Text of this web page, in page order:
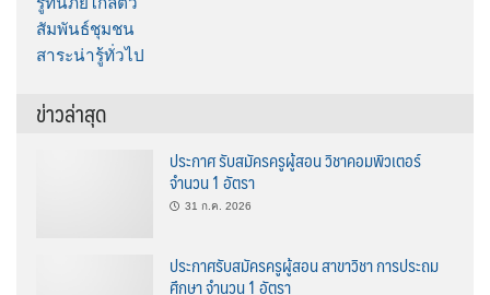
สัมพันธ์ชุมชน
สาระน่ารู้ทั่วไป
ข่าวล่าสุด
ประกาศ รับสมัครครูผู้สอน วิชาคอมพิวเตอร์
จำนวน 1 อัตรา
31 ก.ค. 2026
ประกาศรับสมัครครูผู้สอน สาขาวิชา การประถม
ศึกษา จำนวน 1 อัตรา